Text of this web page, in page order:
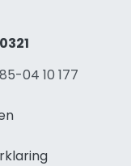
04 10 177